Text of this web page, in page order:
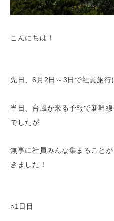
こんにちは！
先日、6月2日～3日で社員旅行
当日、台風が来る予報で新幹
でしたが
無事に社員みんな集まること
きました！
○1日目